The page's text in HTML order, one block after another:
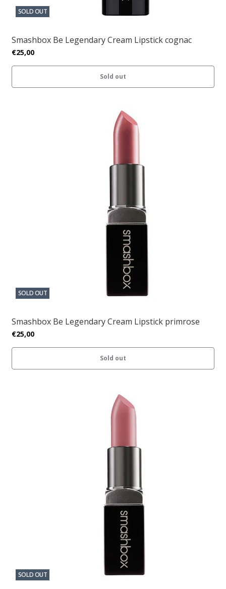
SOLD OUT
Smashbox Be Legendary Cream Lipstick cognac
€25,00
Sold out
SOLD OUT
Smashbox Be Legendary Cream Lipstick primrose
€25,00
Sold out
SOLD OUT